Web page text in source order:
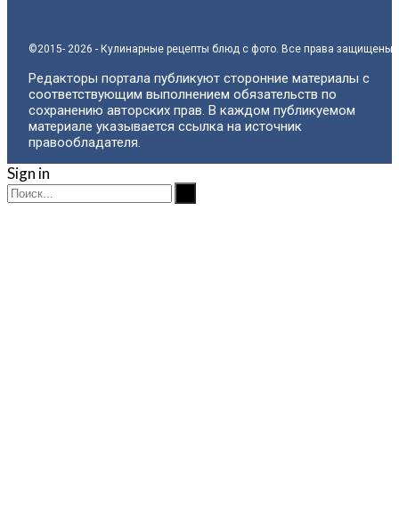
©2015- 2026 - Кулинарные рецепты блюд с фото. Все права защищены.
Редакторы портала публикуют сторонние материалы с
соответствующим выполнением обязательств по
сохранению авторских прав. В каждом публикуемом
материале указывается ссылка на источник
правообладателя.
Sign in